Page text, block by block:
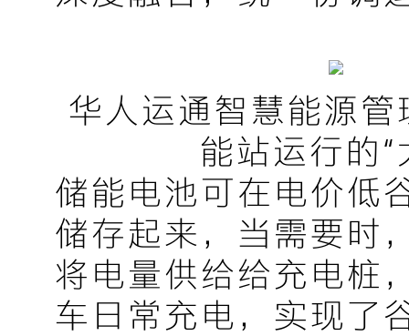
华人运通智慧能源
能站运行的“
储能电池可在电价低
储存起来，当需要时
将电量供给给充电桩
车日常充电，实现了